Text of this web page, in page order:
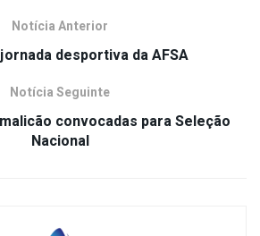
Notícia Anterior
desportiva da AFSA
Notícia Seguinte
convocadas para Seleção
Nacional